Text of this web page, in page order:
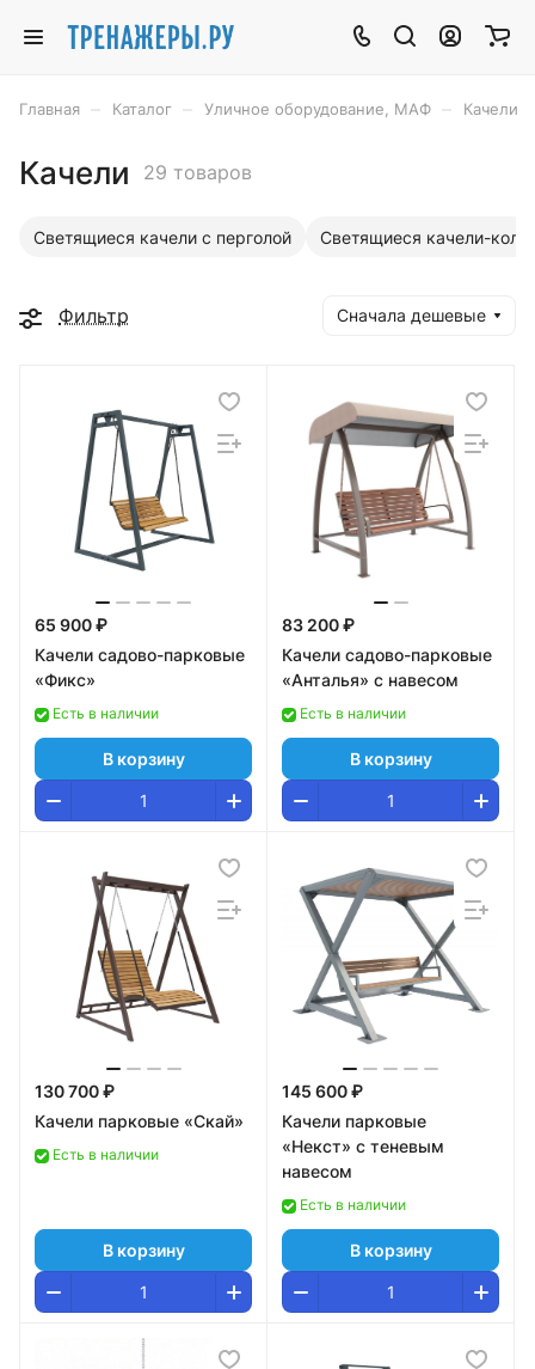
Главная Каталог Уличное оборудование, МАФ Качели
Качели 29 товаров
Светящиеся качели с перголой Светящиеся качели-
Фильтр Сначала дешевые
65 900 ₽
Качели садово-парковые
«Фикс»
Есть в наличии
В корзину
83 200 ₽
Качели садово-парковые
«Анталья» с навесом
Есть в наличии
В корзину
130 700 ₽
Качели парковые «Скай»
Есть в наличии
В корзину
145 600 ₽
Качели парковые
«Некст» с теневым
навесом
Есть в наличии
В корзину